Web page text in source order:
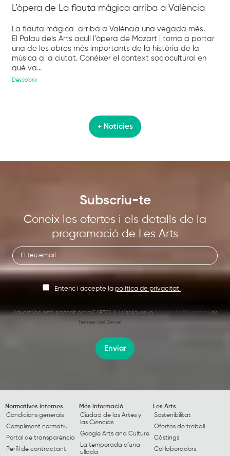
L’òpera de La flauta màgica arriba a València
La flauta màgica arriba a València una vegada més.
El Palau dels Arts acull l’òpera de Mozart i torna a portar
una de les obres més importants de la història de la
música a la ciutat. Conéixer el context sociocultural en
què va...
Descobrix
+ Notícies
Subscriu-te
Coneix les ofertes i els detalls de la
programació de Les Arts
Entenc i accepte la política de privacitat.
Aquest lloc està protegit per reCAPTCHA i s’apliquen laPolítica de Privacitati els
Termes del Servei
Enviar
Normatives internes
Condicions generals
Compliment normatiu
Portal de transparència
Perfil de contractant
Més informació
Ciudad de las Artes y
las Ciencias
Google Arts and Culture
La temporada d'una
ullada
Les Arts
Sostenibilitat
Ofertes de treball
Càstings
Col·laboradors